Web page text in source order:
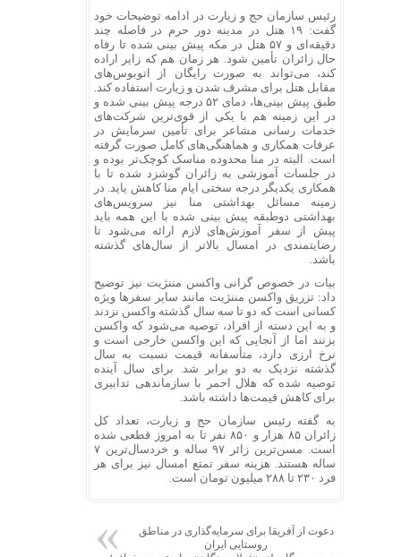
رئیس سازمان حج و زیارت در ادامه توضیحات خود
گفت: ۱۹ هتل در مدینه دور حرم در فاصله چند
دقیقه‌ای و ۵۷ هتل در مکه پیش بینی شده تا رفاه
حال زائران تأمین شود. هر زمان هم که زایر اراده
کند، می‌تواند به صورت رایگان از اتوبوس‌های
مقابل هتل برای مشرف شدن و زیارت استفاده کند.
طبق پیش بینی‌ها، دمای ۵۲ درجه پیش بینی شده و
در این زمینه هم با یکی از قوی‌ترین شرکت‌های
خدمات رسانی مشاعر برای تأمین سرمایش در
عرفات همکاری و هماهنگی‌های کامل صورت گرفته
است. البته در منا محدوده مناسک کوچک‌تر بوده و
در جلسات آموزشی به زائران گوشزد شده تا با
همکاری یکدیگر درجه سختی ایام منا کاهش یاید. در
زمینه مسائل بهداشتی منا نیز سرویس‌های
بهداشتی دوطبقه پیش بینی شده با این همه باید
پیش از سفر آموزش‌های لازم ارائه می‌شود تا
رضایتمندی در امسال بالاتر از سال‌های گذشته
باشد.
بیات در خصوص گرانی واکسن مننژیت نیز توضیح
داد: تزریق واکسن مننژیت مانند سایر سفرها ویژه
کسانی است که دو تا سه سال گذشته واکسن نزدند
و به این دسته از افراد، توصیه می‌شود که واکسن
بزنند اما از آنجایی که این واکسن خارجی است و
نرخ ارزی دارد، متأسفانه قیمت نسبت به سال
گذشته نزدیک به دو برابر شد. برای سال آینده
توصیه شده که هلال احمر با سازماندهی تدابیری
برای کاهش قیمت‌ها داشته باشد.
به گفته رئیس سازمان حج و زیارت، تعداد کل
زائران ۸۵ هزار و ۸۵۰ نفر تا به امروز قطعی شده
است. مسن‌ترین زائر ۹۷ ساله و خردسال‌ترین ۷
ساله هستند. هزینه سفر تمتع امسال نیز برای هر
فرد ۲۳۰ تا ۲۸۸ میلیون تومان است.
دعوت از آفریقا برای سرمایه‌گذاری در مناطق
روستایی ایران